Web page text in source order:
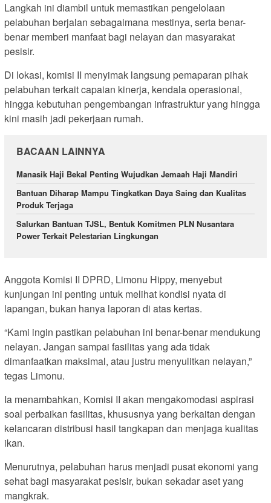
Langkah ini diambil untuk memastikan pengelolaan
pelabuhan berjalan sebagaimana mestinya, serta benar-
benar memberi manfaat bagi nelayan dan masyarakat
pesisir.
Di lokasi, komisi II menyimak langsung pemaparan pihak
pelabuhan terkait capaian kinerja, kendala operasional,
hingga kebutuhan pengembangan infrastruktur yang hingga
kini masih jadi pekerjaan rumah.
BACAAN LAINNYA
Manasik Haji Bekal Penting Wujudkan Jemaah Haji Mandiri
Bantuan Diharap Mampu Tingkatkan Daya Saing dan Kualitas
Produk Terjaga
Salurkan Bantuan TJSL, Bentuk Komitmen PLN Nusantara
Power Terkait Pelestarian Lingkungan
Anggota Komisi II DPRD, Limonu Hippy, menyebut
kunjungan ini penting untuk melihat kondisi nyata di
lapangan, bukan hanya laporan di atas kertas.
“Kami ingin pastikan pelabuhan ini benar-benar mendukung
nelayan. Jangan sampai fasilitas yang ada tidak
dimanfaatkan maksimal, atau justru menyulitkan nelayan,”
tegas Limonu.
Ia menambahkan, Komisi II akan mengakomodasi aspirasi
soal perbaikan fasilitas, khususnya yang berkaitan dengan
kelancaran distribusi hasil tangkapan dan menjaga kualitas
ikan.
Menurutnya, pelabuhan harus menjadi pusat ekonomi yang
sehat bagi masyarakat pesisir, bukan sekadar aset yang
mangkrak.